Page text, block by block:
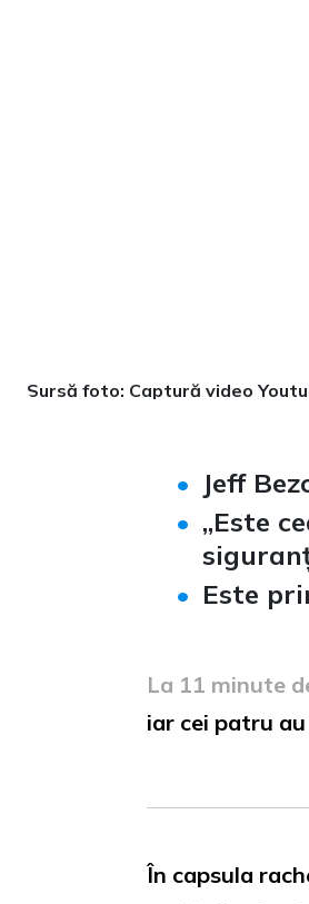
Sursă foto: Captură video
Jeff
„Este
Este
La 11 minute
iar cei patru
În capsula